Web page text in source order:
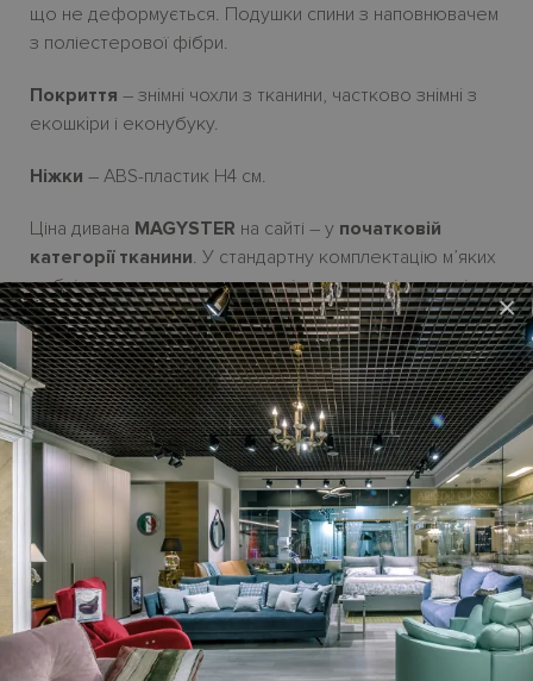
×
що не деформується. Подушки спини з наповнювачем
з поліестерової фібри.
Покриття – знiмнi чохли з тканини, частково знiмнi з
екошкiри і еконубуку.
Ніжки – ABS-пластик H4 см.
Ціна дивана MAGYSTER на сайті – у початковій
категорії тканини. У стандартну комплектацію м’яких
меблів не входять декоративні подушки,ціну наякі
треба обчислювати додатково.
Можливі розміри лінійного дивана:
179-, 196-, 216 - і 246 см | глибина 101 см | висота H85 см.
Можливі П-подібні і кутові композиції з елементів.
У колекції є пуф.
Виготовля ться під замовлення. Термін постачання з
Італіїдо 2,5 місяців.
Гарантійний термін- 18 місяців.